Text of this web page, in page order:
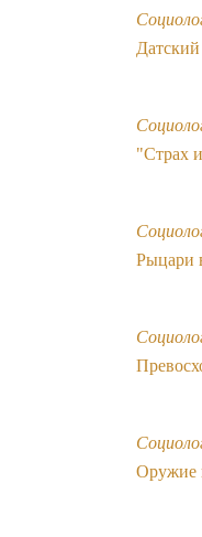
"Страх
Рыцари
Оружие